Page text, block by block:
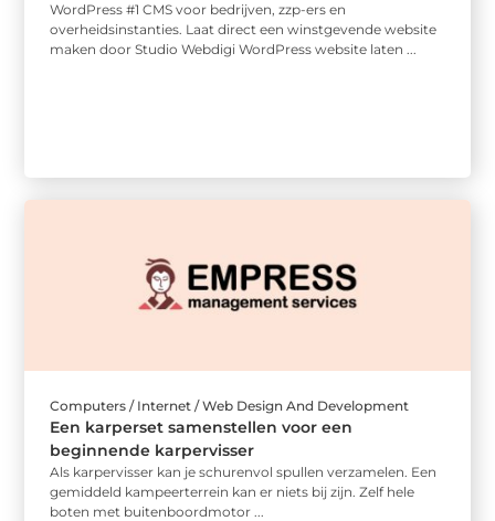
WordPress #1 CMS voor bedrijven, zzp-ers en
overheidsinstanties. Laat direct een winstgevende website
maken door Studio Webdigi WordPress website laten ...
Computers / Internet / Web Design And Development
Een karperset samenstellen voor een
beginnende karpervisser
Als karpervisser kan je schurenvol spullen verzamelen. Een
gemiddeld kampeerterrein kan er niets bij zijn. Zelf hele
boten met buitenboordmotor ...